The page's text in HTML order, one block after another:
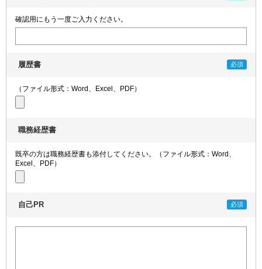
確認用にもう一度ご入力ください。
履歴書
（ファイル形式：Word、Excel、PDF）
職務経歴書
既卒の方は職務経歴書も添付してください。（ファイル形式：Word、
Excel、PDF）
自己PR